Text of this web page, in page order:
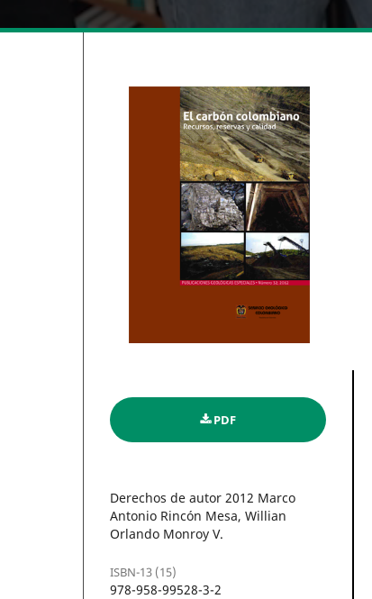
PDF
Derechos de autor 2012 Marco
Antonio Rincón Mesa, Willian
Orlando Monroy V.
ISBN-13 (15)
978-958-99528-3-2